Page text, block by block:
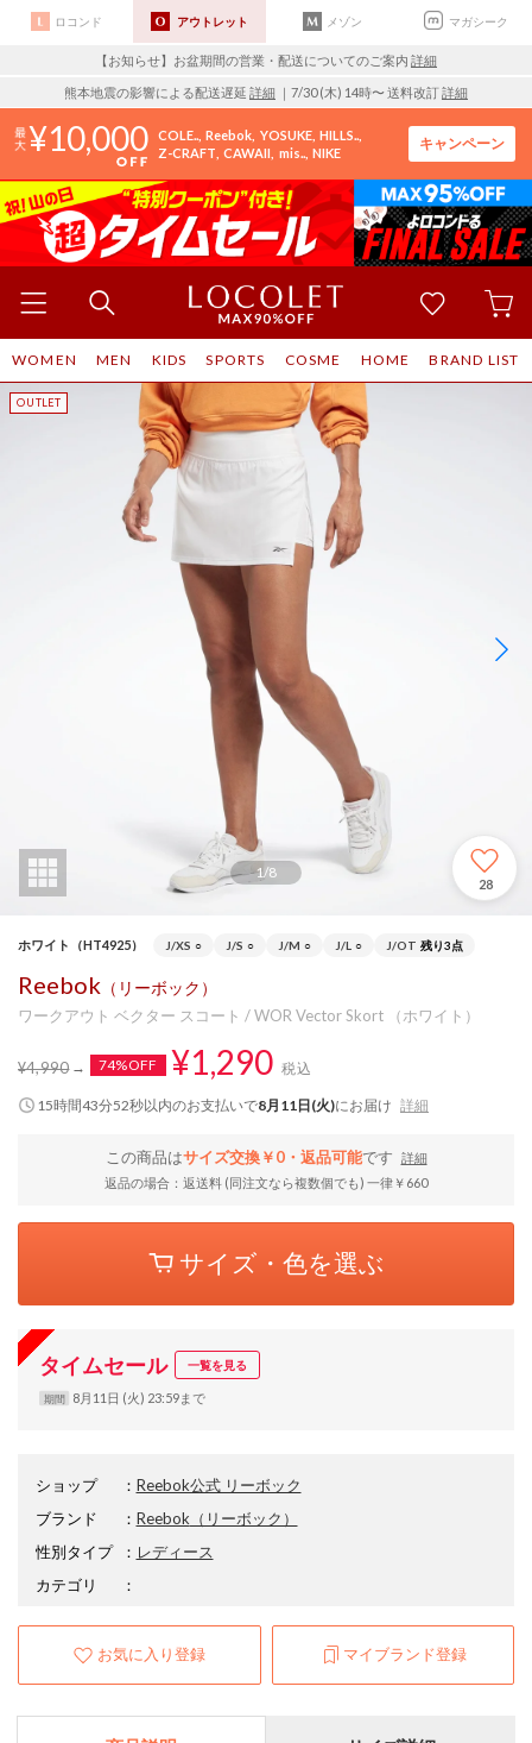
ロコンド アウトレット メゾン マガシーク
【お知らせ】お盆期間の営業・配送についてのご案内 詳細
熊本地震の影響による配送遅延 詳細 ｜7/30 (木) 14時〜 送料改訂詳細
10,000 COLE.. Reebok YOSUKE HILLS..
Z-CRAFT CAWAII mis.. NIKE
キャンペーン
WOMEN MEN KIDS SPORTS COSME HOME BRAND LIST
1/8
28
ホワイト（HT4925） J/XS ○ J/S ○ J/M ○ J/L ○ J/OT 残り3点
Reebok （リーボック）
ワークアウト ベクター スコート / WOR Vector Skort （ホワイト）
¥4,990 74%OFF ¥1,290 税込
15時間43分52秒以内のお支払いで8月11日(火)にお届け 詳細
この商品はサイズ交換￥0・返品可能です
詳細
返品の場合：返送料 (同注文なら複数個でも) 一律￥660
サイズ・色を選ぶ
タイムセール 一覧を見る
期間 8月11日 (火) 23:59まで
ショップ ： Reebok公式 リーボック
ブランド
： Reebok （リーボック）
性別タイプ
： レディース
カテゴリ
：
お気に入り登録 マイブランド登録